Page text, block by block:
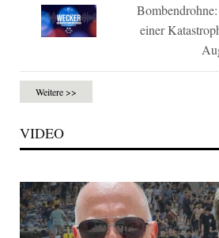
einer
Weitere >>
VIDEO